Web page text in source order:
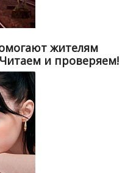
жителям
и проверяем!